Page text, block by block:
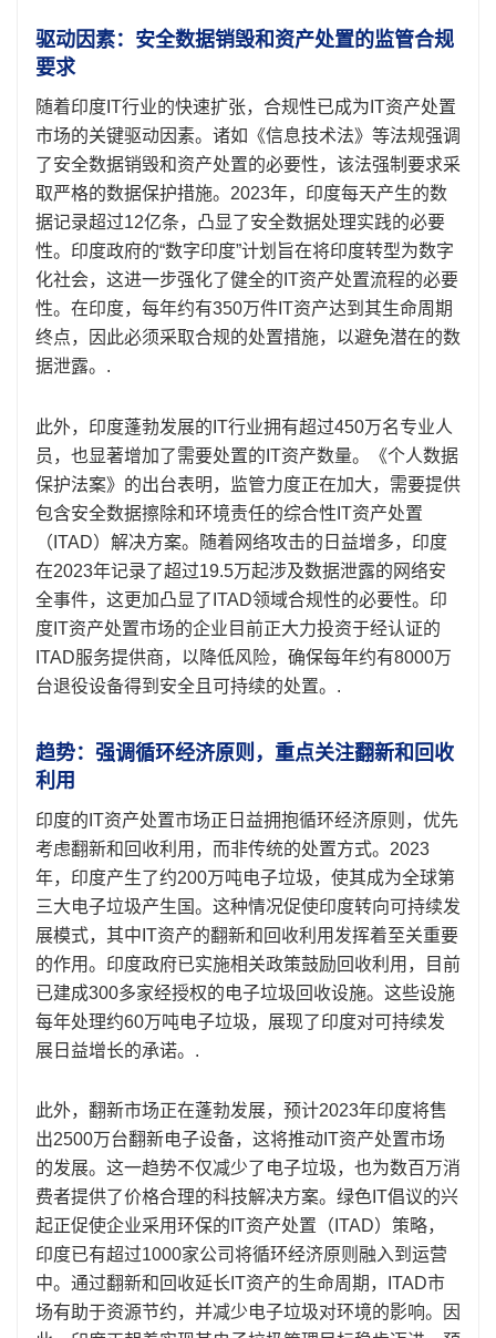
驱动因素：安全数据销毁和资产处置的监管合规
要求
随着印度IT行业的快速扩张，合规性已成为IT资产处置
市场的关键驱动因素。诸如《信息技术法》等法规强调
了安全数据销毁和资产处置的必要性，该法强制要求采
取严格的数据保护措施。2023年，印度每天产生的数
据记录超过12亿条，凸显了安全数据处理实践的必要
性。印度政府的“数字印度”计划旨在将印度转型为数字
化社会，这进一步强化了健全的IT资产处置流程的必要
性。在印度，每年约有350万件IT资产达到其生命周期
终点，因此必须采取合规的处置措施，以避免潜在的数
据泄露。.
此外，印度蓬勃发展的IT行业拥有超过450万名专业人
员，也显著增加了需要处置的IT资产数量。《个人数据
保护法案》的出台表明，监管力度正在加大，需要提供
包含安全数据擦除和环境责任的综合性IT资产处置
（ITAD）解决方案。随着网络攻击的日益增多，印度
在2023年记录了超过19.5万起涉及数据泄露的网络安
全事件，这更加凸显了ITAD领域合规性的必要性。印
度IT资产处置市场的企业目前正大力投资于经认证的
ITAD服务提供商，以降低风险，确保每年约有8000万
台退役设备得到安全且可持续的处置。.
趋势：强调循环经济原则，重点关注翻新和回收
利用
印度的IT资产处置市场正日益拥抱循环经济原则，优先
考虑翻新和回收利用，而非传统的处置方式。2023
年，印度产生了约200万吨电子垃圾，使其成为全球第
三大电子垃圾产生国。这种情况促使印度转向可持续发
展模式，其中IT资产的翻新和回收利用发挥着至关重要
的作用。印度政府已实施相关政策鼓励回收利用，目前
已建成300多家经授权的电子垃圾回收设施。这些设施
每年处理约60万吨电子垃圾，展现了印度对可持续发
展日益增长的承诺。.
此外，翻新市场正在蓬勃发展，预计2023年印度将售
出2500万台翻新电子设备，这将推动IT资产处置市场
的发展。这一趋势不仅减少了电子垃圾，也为数百万消
费者提供了价格合理的科技解决方案。绿色IT倡议的兴
起正促使企业采用环保的IT资产处置（ITAD）策略，
印度已有超过1000家公司将循环经济原则融入到运营
中。通过翻新和回收延长IT资产的生命周期，ITAD市
场有助于资源节约，并减少电子垃圾对环境的影响。因